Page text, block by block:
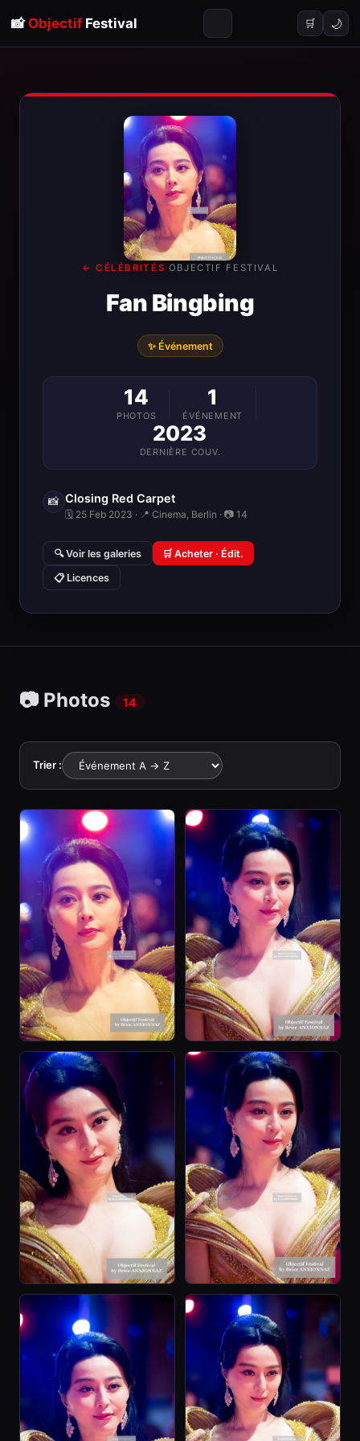
📸 ObjectifFestival 🛒 🌙
← CÉLÉBRITÉS· OBJECTIF FESTIVAL
Fan Bingbing
✨ Événement
14
PHOTOS
1
ÉVÉNEMENT
2023
DERNIÈRE COUV.
📸 Closing Red Carpet
🗓 25 Feb 2023 · 📍 Cinema, Berlin · 📷 14
🔍 Voir les galeries 🛒 Acheter · Édit.
📋 Licences
📷 Photos 14
Trier :